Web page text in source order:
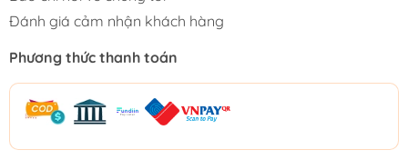
Đánh giá cảm nhận khách hàng
Phương thức thanh toán